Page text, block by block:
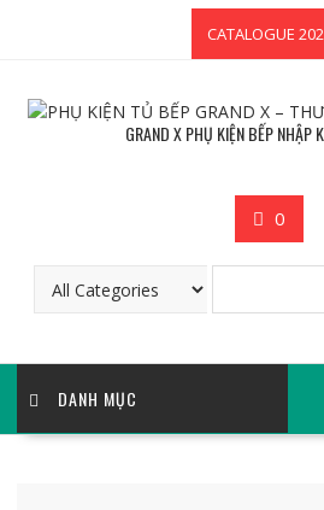
CATALOGUE
GRAND X PHỤ KIỆN BẾP NHẬP
0
DANH MỤC